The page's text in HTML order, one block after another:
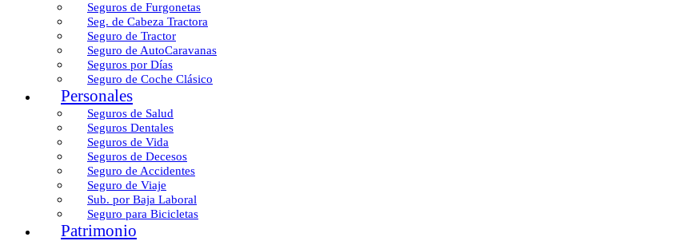
Seguros de Furgonetas
Seg. de Cabeza Tractora
Seguro de Tractor
Seguro de AutoCaravanas
Seguros por Días
Seguro de Coche Clásico
Personales
Seguros de Salud
Seguros Dentales
Seguros de Vida
Seguros de Decesos
Seguro de Accidentes
Seguro de Viaje
Sub. por Baja Laboral
Seguro para Bicicletas
Patrimonio